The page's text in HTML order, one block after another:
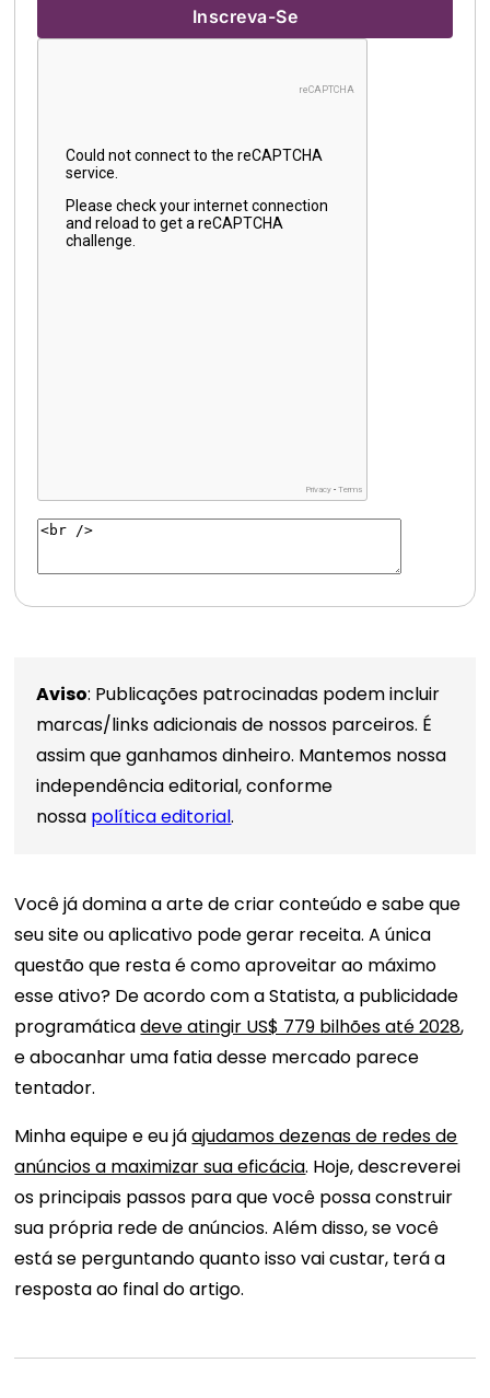
Aviso: Publicações patrocinadas podem incluir
marcas/links adicionais de nossos parceiros. É
assim que ganhamos dinheiro. Mantemos nossa
independência editorial, conforme
nossa política editorial.
Você já domina a arte de criar conteúdo e sabe que
seu site ou aplicativo pode gerar receita. A única
questão que resta é como aproveitar ao máximo
esse ativo? De acordo com a Statista, a publicidade
programáticadeve atingir US$ 779 bilhões até 2028,
e abocanhar uma fatia desse mercado parece
tentador.
Minha equipe e eu jáajudamos dezenas de redes de
anúncios a maximizar sua eficácia. Hoje, descreverei
os principais passos para que você possa construir
sua própria rede de anúncios. Além disso, se você
está se perguntando quanto isso vai custar, terá a
resposta ao final do artigo.